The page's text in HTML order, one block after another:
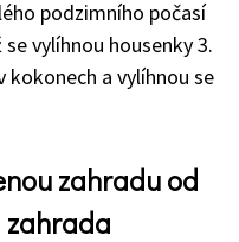
podzimního počasí
vylíhnou housenky 3.
kokonech a vylíhnou se
zahradu od